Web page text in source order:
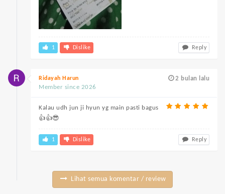
1 Dislike Reply
2 bulan lalu
Ridayah Harun
Member since 2026
Kalau udh jun ji hyun yg main pasti bagus
👍👍😎
1 Dislike Reply
Lihat semua komentar / review